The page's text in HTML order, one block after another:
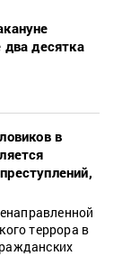
два десятка
в
террора в